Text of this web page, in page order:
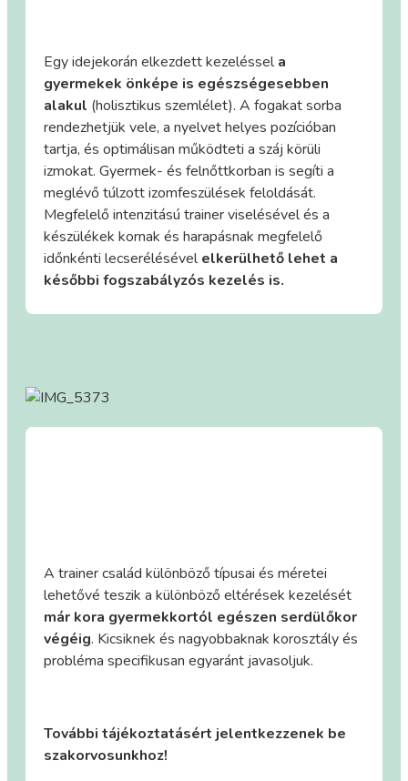
Egy idejekorán elkezdett kezeléssela
gyermekek önképe is egészségesebben
alakul (holisztikus szemlélet). A fogakat sorba
rendezhetjük vele, a nyelvet helyes pozícióban
tartja, és optimálisan működteti a száj körüli
izmokat. Gyermek- és felnőttkorban is segíti a
meglévő túlzott izomfeszülések feloldását.
Megfelelő intenzitású trainer viselésével és a
készülékek kornak és harapásnak megfelelő
időnkénti lecserélésévelelkerülhető lehet a
későbbi fogszabályzós kezelés is.
A trainer család különböző típusai és méretei
lehetővé teszik a különböző eltérések kezelését
már kora gyermekkortól egészen serdülőkor
végéig. Kicsiknek és nagyobbaknak korosztály és
probléma specifikusan egyaránt javasoljuk.
További tájékoztatásért jelentkezzenek be
szakorvosunkhoz!